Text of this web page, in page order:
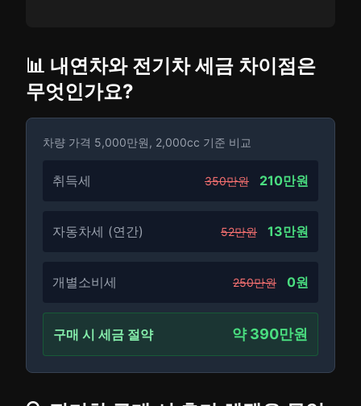
📊 내연차와 전기차 세금 차이점은
무엇인가요?
차량 가격 5,000만원, 2,000cc 기준 비교
취득세 350만원 210만원
자동차세 (연간) 52만원 13만원
개별소비세 250만원 0원
구매 시 세금 절약 약 390만원